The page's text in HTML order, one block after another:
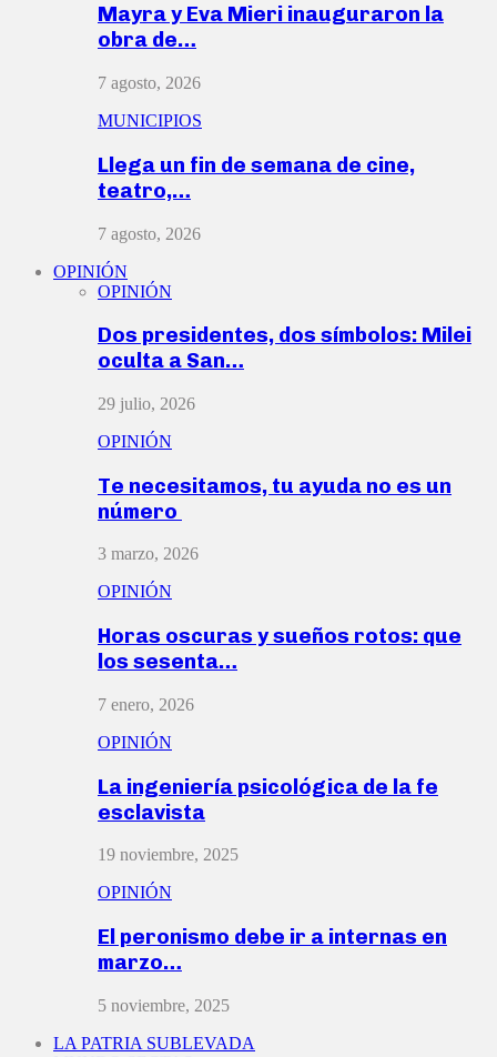
Mayra y Eva Mieri inauguraron la
obra de…
7 agosto, 2026
MUNICIPIOS
Llega un fin de semana de cine,
teatro,…
7 agosto, 2026
OPINIÓN
OPINIÓN
Dos presidentes, dos símbolos: Milei
oculta a San…
29 julio, 2026
OPINIÓN
Te necesitamos, tu ayuda no es un
número
3 marzo, 2026
OPINIÓN
Horas oscuras y sueños rotos: que
los sesenta…
7 enero, 2026
OPINIÓN
La ingeniería psicológica de la fe
esclavista
19 noviembre, 2025
OPINIÓN
El peronismo debe ir a internas en
marzo…
5 noviembre, 2025
LA PATRIA SUBLEVADA